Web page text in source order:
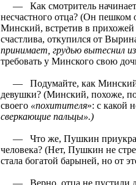
— Как смотритель начинает
несчастного отца? (Он пешком
Минский, встретив в прихожей
счастлива, откупился от
принимает, гру­дью вытеснил
требовать у Минского свою
— Подумайте, как Минский
девушки? (Минский, похоже,
своего «похитителя»: с какой
сверкающие пальцы».)
— Что же, Пушкин
человека? (Нет, Пушкин не
стала богатой барыней, но от